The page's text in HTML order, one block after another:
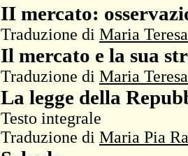
II mercato:
Traduzione di Maria
Il mercato e la sua
Traduzione di Maria
La legge della
Testo integrale
Traduzione di Maria Pia